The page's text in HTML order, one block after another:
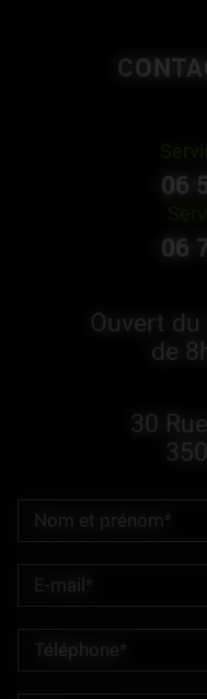
06
06
Ouvert
de
30
Nom et prénom*
E-mail*
Téléphone*